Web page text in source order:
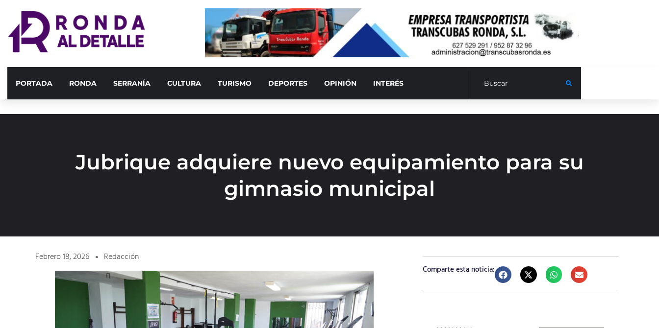
PORTADA RONDA SERRANÍA CULTURA TURISMO DEPORTES OPINIÓN INTERÉS
Jubrique adquiere nuevo equipamiento para su
gimnasio municipal
Febrero 18, 2026 Redacción
Comparte esta noticia: